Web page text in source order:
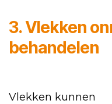
3. Vlekken
behandelen
Vlekken kunnen